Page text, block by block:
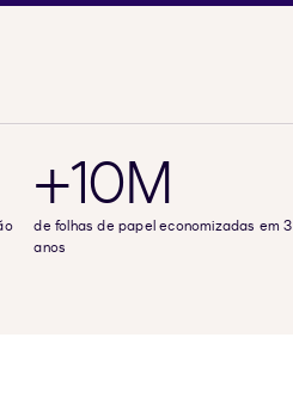
+10M
de folhas de papel economizadas em 3
anos